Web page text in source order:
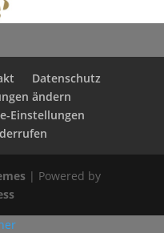
Datenschutz
ändern
Einstellungen
| Powered by